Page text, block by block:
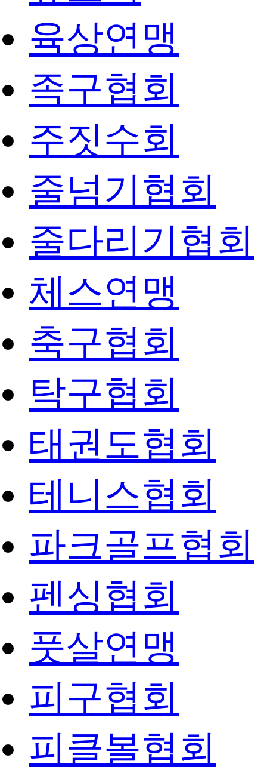
육상연맹
족구협회
주짓수회
줄넘기협회
줄다리기협회
체스연맹
축구협회
탁구협회
태권도협회
테니스협회
파크골프협회
펜싱협회
풋살연맹
피구협회
피클볼협회